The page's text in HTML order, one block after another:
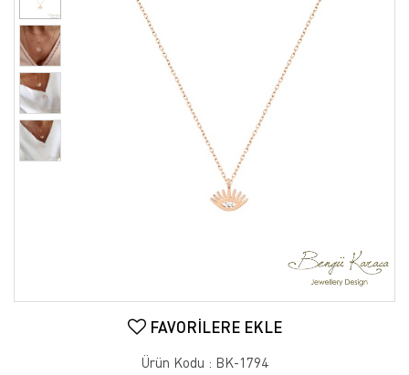
FAVORILERE EKLE
Ürün Kodu : BK-1794